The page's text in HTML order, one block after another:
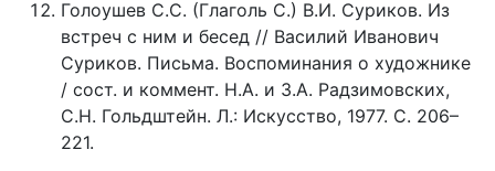
Голоушев С.С. (Глаголь С.) В.И. Суриков. Из
встреч с ним и бесед // Василий Иванович
Суриков. Письма. Воспоминания о художнике
/ сост. и коммент. Н.А. и З.А. Радзимовских,
С.Н. Гольдштейн. Л.: Искусство, 1977. С. 206–
221.